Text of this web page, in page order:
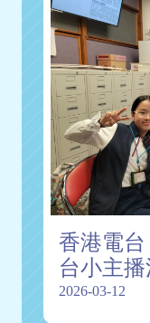
香港電
台小主
2026-03-12